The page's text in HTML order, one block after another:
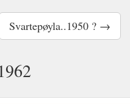
Svartepøyla..1950 ? →